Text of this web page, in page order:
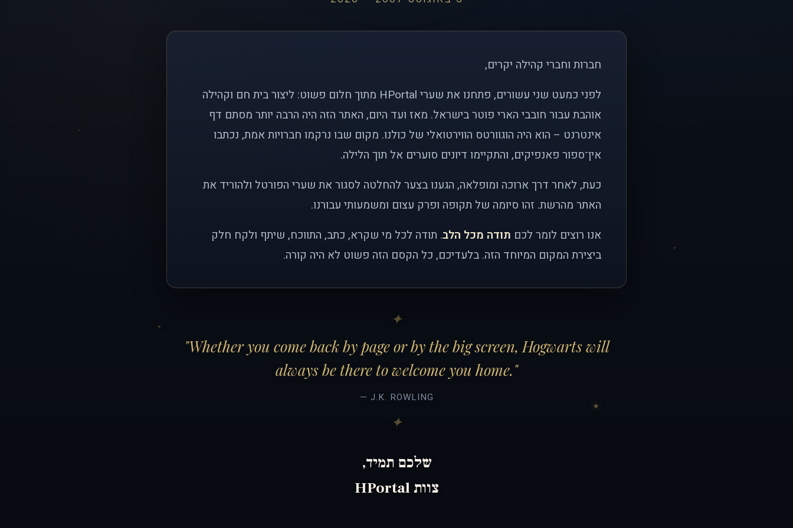
חברות וחברי קהילה יקרים,
לפני כמעט שני עשורים, פתחנו את שערי HPortal מתוך חלום פשוט: ליצור בית חם וקהילה
אוהבת עבור חובבי הארי פוטר בישראל. מאז ועד היום, האתר הזה היה הרבה יותר מסתם דף
אינטרנט – הוא היה הוגוורטס הווירטואלי של כולנו. מקום שבו נרקמו חברויות אמת, נכתבו
אין־ספור פאנפיקים, והתקיימו דיונים סוערים אל תוך הלילה.
כעת, לאחר דרך ארוכה ומופלאה, הגענו בצער להחלטה לסגור את שערי הפורטל ולהוריד את
האתר מהרשת. זהו סיומה של תקופה ופרק עצום ומשמעותי עבורנו.
אנו רוצים לומר לכם תודה מכל הלב. תודה לכל מי שקרא, כתב, התווכח, שיתף ולקח חלק
ביצירת המקום המיוחד הזה. בלעדיכם, כל הקסם הזה פשוט לא היה קורה.
"Whether you come back by page or by the big screen, Hogwarts will
always be there to welcome you home."
— J.K. ROWLING
שלכם תמיד,
צוות HPortal